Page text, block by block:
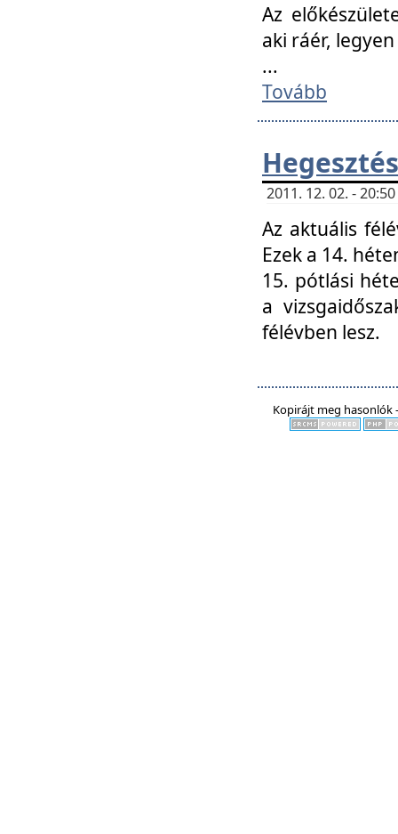
Az
aki ráér,
...
Tovább
2011. 12. 02. -
Az aktuális
Ezek a 14.
15. pótlási
a
félévben lesz.
Kopirájt meg hasonlók